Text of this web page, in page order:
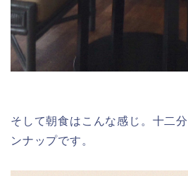
そして朝食はこんな感じ。十二
ンナップです。